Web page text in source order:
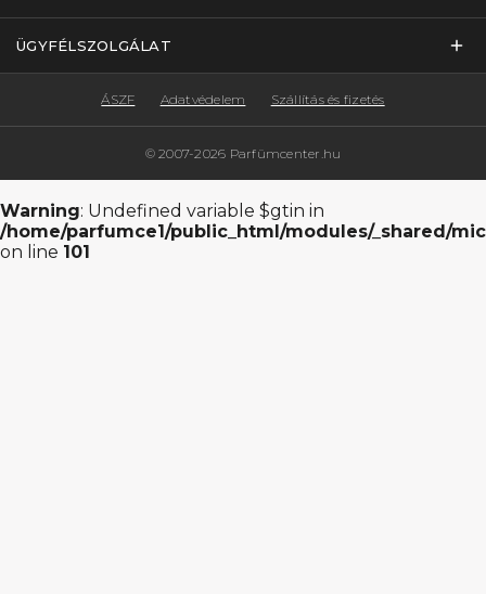
ÜGYFÉLSZOLGÁLAT
© 2007-2026 Parfümcenter.hu
ÁSZF Adatvédelem Szállítás és fizetés
Warning: Undefined variable $gtin in
/home/parfumce1/public_html/modules/_shared/
on line 101